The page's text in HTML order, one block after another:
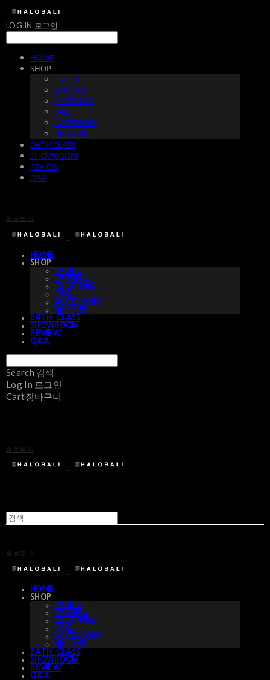
LOG IN 로그인
HOME
SHOP
FABRIC
SARONG
CLOTHING
BAG
ACCESSORY
예약 상품
BATIK CLASS
SHOWROOM
REVIEW
Q&A
할로발리
HOME
SHOP
FABRIC
SARONG
CLOTHING
BAG
ACCESSORY
예약 상품
BATIK CLASS
SHOWROOM
REVIEW
Q&A
Search 검색
Log In 로그인
Cart장바구니
할로발리
할로발리
HOME
SHOP
FABRIC
SARONG
CLOTHING
BAG
ACCESSORY
예약 상품
BATIK CLASS
SHOWROOM
REVIEW
Q&A